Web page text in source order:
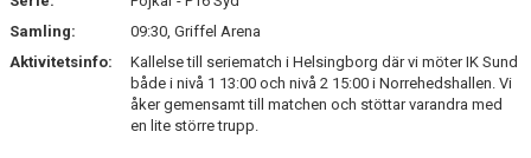
VÅRA LAG
Samling:
09:30, Griffel Arena
Aktivitetsinfo:
Kallelse till seriematch i Helsingborg där vi möter IK Sund
både i nivå 1 13:00 och nivå 2 15:00 i Norrehedshallen. Vi
åker gemensamt till matchen och stöttar varandra med
en lite större trupp.